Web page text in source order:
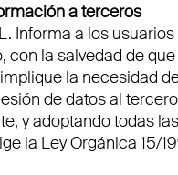
a terceros
Informa a los
con la salvedad de
la necesidad
de datos al
y adoptando todas
la Ley Orgánica 15/